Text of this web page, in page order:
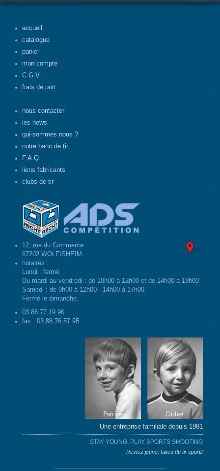
accueil
catalogue
panier
mon compte
C.G.V.
frais de port
nous contacter
les news
qui-sommes nous ?
notre banc de tir
F.A.Q.
liens fabricants
clubs de tir
12, rue du Commerce
67202 WOLFISHEIM
horaires :
Lundi : fermé
Du mardi au vendredi : de 10h00 à 12h00 et de 14h00 à 19h00
Samedi : de 9h00 à 12h00 - 14h00 à 17h00
Fermé le dimanche.
03 88 77 19 96
fax : 03 88 76 57 95
Une entreprise familiale depuis 1981
STAY YOUNG, PLAY SPORTS SHOOTING
Restez jeune, faites du tir sportif